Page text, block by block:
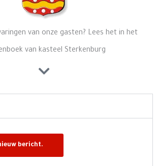
van onze gasten? Lees het in het
van kasteel Sterkenburg